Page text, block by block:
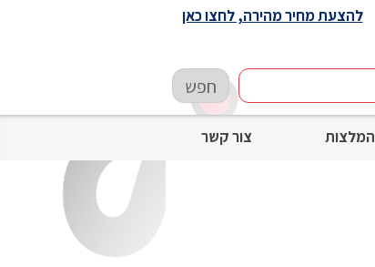
המלצות צור קשר
חפש
להצעת מחיר מהירה, לחצו כאן